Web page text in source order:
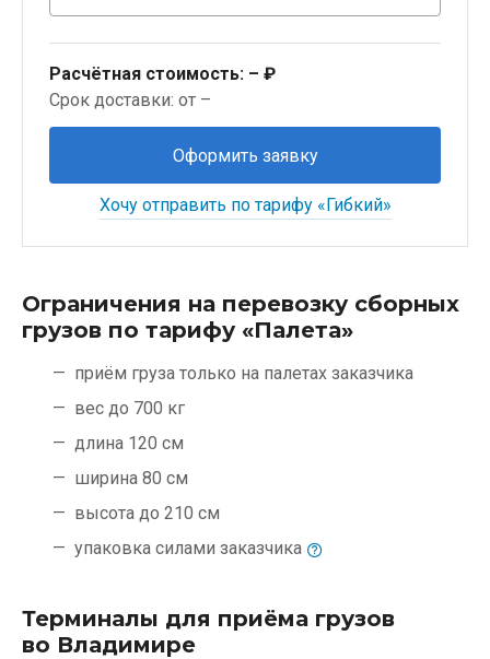
Расчётная стоимость: – ₽
Срок доставки: от –
Оформить заявку
Хочу отправить по тарифу «Гибкий»
Ограничения на перевозку сборных
грузов по тарифу «Палета»
приём груза только на палетах заказчика
вес до 700 кг
длина 120 см
ширина 80 см
высота до 210 см
упаковка силами заказчика
Терминалы для приёма грузов
во Владимире